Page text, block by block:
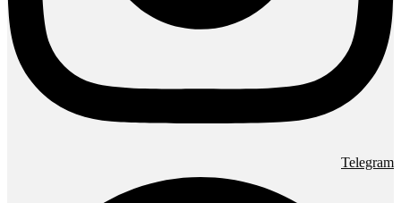
Telegram